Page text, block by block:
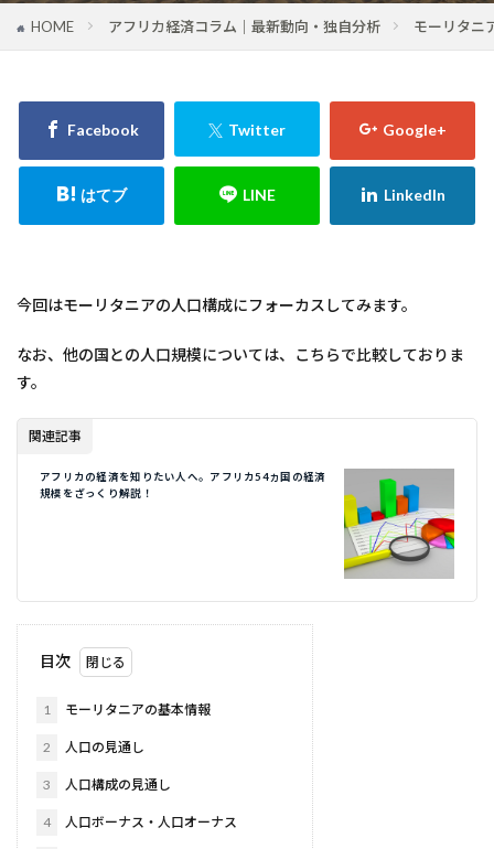
HOME アフリカ経済コラム｜最新動向・独自分析 モーリタニ
今回はモーリタニアの人口構成にフォーカスしてみます。
なお、他の国との人口規模については、こちらで比較しておりま
す。
関連記事
アフリカの経済を知りたい人へ。アフリカ54ヵ国の経済
規模をざっくり解説！
目次
1 モーリタニアの基本情報
2 人口の見通し
3 人口構成の見通し
4 人口ボーナス・人口オーナス